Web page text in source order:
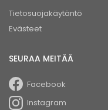
Tietosuojakäytäntö
Evästeet
SEURAA MEITÄÄ
Facebook
Instagram